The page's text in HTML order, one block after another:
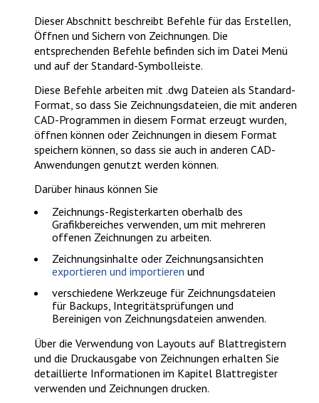
Dieser Abschnitt beschreibt Befehle für das Erstellen,
Öffnen und Sichern von Zeichnungen. Die
entsprechenden Befehle befinden sich im Datei Menü
und auf der Standard-Symbolleiste.
Diese Befehle arbeiten mit .dwg Dateien als Standard-
Format, so dass Sie Zeichnungsdateien, die mit anderen
CAD-Programmen in diesem Format erzeugt wurden,
öffnen können oder Zeichnungen in diesem Format
speichern können, so dass sie auch in anderen CAD-
Anwendungen genutzt werden können.
Darüber hinaus können Sie
Zeichnungs-Registerkarten oberhalb des
Grafikbereiches verwenden, um mit mehreren
offenen Zeichnungen zu arbeiten.
Zeichnungsinhalte oder Zeichnungsansichten
exportieren und importieren und
verschiedeneWerkzeuge für Zeichnungsdateien
für Backups, Integritätsprüfungen und
Bereinigen von Zeichnungsdateien anwenden.
Über die Verwendung von Layouts auf Blattregistern
und die Druckausgabe von Zeichnungen erhalten Sie
detaillierte Informationen im Kapitel Blattregister
verwenden und Zeichnungen drucken.